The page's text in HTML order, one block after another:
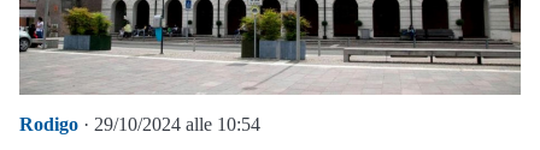
Rodigo · 29/10/2024 alle 10:54